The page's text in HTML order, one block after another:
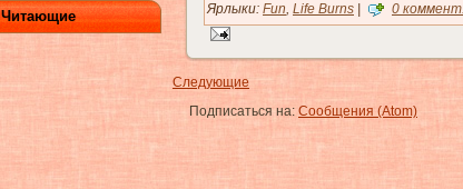
Читающие
Ярлыки: Fun Life Burns | 0 коммент.
Следующие
Подписаться на: Сообщения (Atom)